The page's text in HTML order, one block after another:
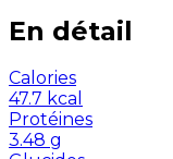
En détail
Calories
47.7 kcal
Protéines
3.48 g